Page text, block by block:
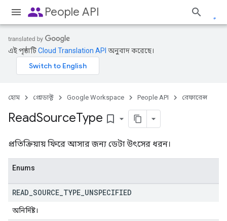
peoplePeople API
এই পৃষ্ঠাটিCloud Translation API অনুবাদ করেছে।
হোম প্রোডাক্ট Google Workspace People API রেফারেন্স
ReadSourceType bookmark_border
প্রতিক্রিয়ায় ফিরে আসার জন্য ডেটা উৎসের ধরন।
Enums
READ SOURCE TYPE UNSPECIFIED
অনির্দিষ্ট।